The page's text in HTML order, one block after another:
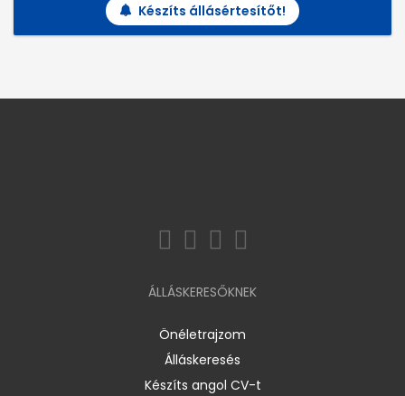
Készíts állásértesítőt!
ÁLLÁSKERESŐKNEK
Önéletrajzom
Álláskeresés
Készíts angol CV-t